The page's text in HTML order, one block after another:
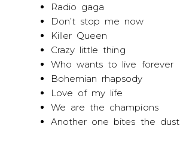
Radio gaga
Don’t stop me now
Killer Queen
Crazy little thing
Who wants to live forever
Bohemian rhapsody
Love of my life
We are the champions
Another one bites the dust